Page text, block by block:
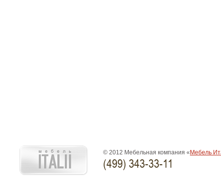
© 2012 Мебельная компания « Мебель
(499) 343-33-11